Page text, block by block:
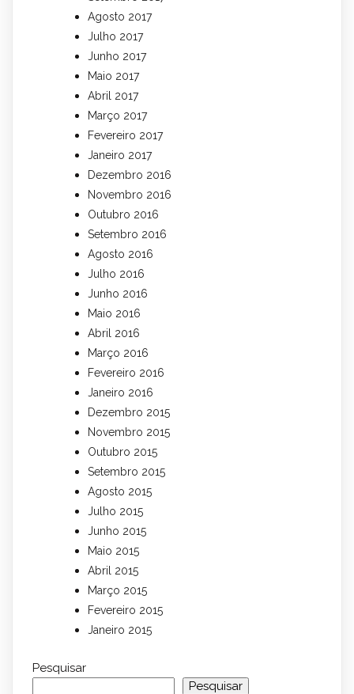
Agosto 2017
Julho 2017
Junho 2017
Maio 2017
Abril 2017
Março 2017
Fevereiro 2017
Janeiro 2017
Dezembro 2016
Novembro 2016
Outubro 2016
Setembro 2016
Agosto 2016
Julho 2016
Junho 2016
Maio 2016
Abril 2016
Março 2016
Fevereiro 2016
Janeiro 2016
Dezembro 2015
Novembro 2015
Outubro 2015
Setembro 2015
Agosto 2015
Julho 2015
Junho 2015
Maio 2015
Abril 2015
Março 2015
Fevereiro 2015
Janeiro 2015
Pesquisar
Pesquisar